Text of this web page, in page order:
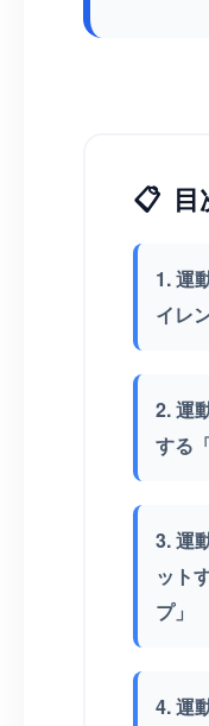
📋 目
1. 運
イレ
2. 運
する
3. 運
ット
プ」
4. 運